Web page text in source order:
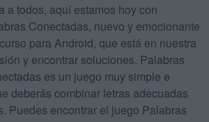
a todos, aquí estamos hoy con
Conectadas, nuevo y emocionante
para Android, que está en nuestra
y encontrar soluciones. Palabras
es un juego muy simple e
deberás combinar letras adecuadas
Puedes encontrar el juego Palabras